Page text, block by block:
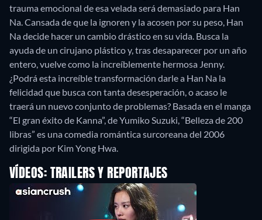
trauma emocional de esa velada será demasiado para Han
Na. Cansada de que la ignoren y la acosen por su peso, Han
Na decide hacer un cambio drástico en su vida. Busca la
ayuda de un cirujano plástico y, tras desaparecer por un año
entero, vuelve como la increíblemente hermosa Jenny.
¿Podrá esta increíble transformación darle a Han Na la
felicidad que busca con tanta desesperación, o acaso le
traerá un nuevo conjunto de problemas? Basada en el manga
“El gran éxito de Kanna”, de Yumiko Suzuki, “Belleza de 200
libras” es una comedia romántica surcoreana del 2006
dirigida por Kim Yong Hwa.
VÍDEOS: TRAILERS Y REPORTAJES